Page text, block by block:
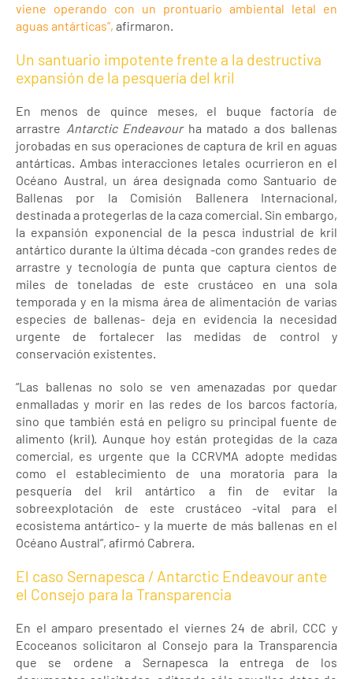
viene operando con un prontuario ambiental letal en
aguas antárticas”, afirmaron.
Un santuario impotente frente a la destructiva
expansión de la pesquería del kril
En menos de quince meses, el buque factoría de
arrastre Antarctic Endeavourha matado a dos ballenas
jorobadas en sus operaciones de captura de kril en aguas
antárticas. Ambas interacciones letales ocurrieron en el
Océano Austral, un área designada como Santuario de
Ballenas por la Comisión Ballenera Internacional,
destinada a protegerlas de la caza comercial. Sin embargo,
la expansión exponencial de la pesca industrial de kril
antártico durante la última década -con grandes redes de
arrastre y tecnología de punta que captura cientos de
miles de toneladas de este crustáceo en una sola
temporada y en la misma área de alimentación de varias
especies de ballenas- deja en evidencia la necesidad
urgente de fortalecer las medidas de control y
conservación existentes.
“Las ballenas no solo se ven amenazadas por quedar
enmalladas y morir en las redes de los barcos factoría,
sino que también está en peligro su principal fuente de
alimento (kril). Aunque hoy están protegidas de la caza
comercial, es urgente que la CCRVMA adopte medidas
como el establecimiento de una moratoria para la
pesquería del kril antártico a fin de evitar la
sobreexplotación de este crustáceo -vital para el
ecosistema antártico- y la muerte de más ballenas en el
Océano Austral”, afirmó Cabrera.
El caso Sernapesca / Antarctic Endeavour ante
el Consejo para la Transparencia
En el amparo presentado el viernes 24 de abril, CCC y
Ecoceanos solicitaron al Consejo para la Transparencia
que se ordene a Sernapesca la entrega de los